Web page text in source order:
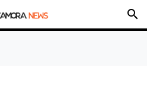
search